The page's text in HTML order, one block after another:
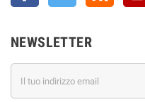
NEWSLETTER